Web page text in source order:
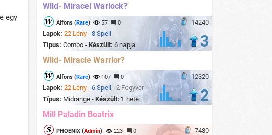
egy
Wild- Miracel Warlock?
14240
Alfons (Rare) 57 0
Lapok: 22 Lény - 8 Spell
Típus: Combo - Készült: 6 napja 3
Wild- Miracle Warrior?
12320
Alfons (Rare) 107 0
Lapok: 22 Lény - 6 Spell - 2 Fegyver
Típus: Midrange - Készült: 1 hete 2
Mill Paladin Beatrix
7480
PHOENIX (Admin) 223 0